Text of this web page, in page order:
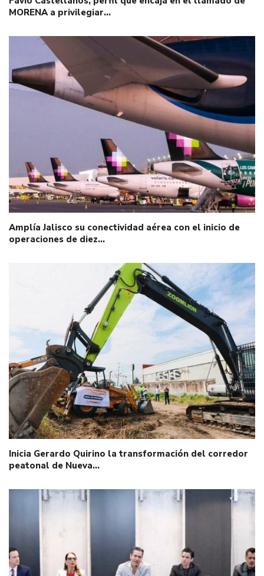
MORENA a privilegiar…
Amplía Jalisco su conectividad aérea con el inicio de
operaciones de diez…
Inicia Gerardo Quirino la transformación del corredor
peatonal de Nueva…